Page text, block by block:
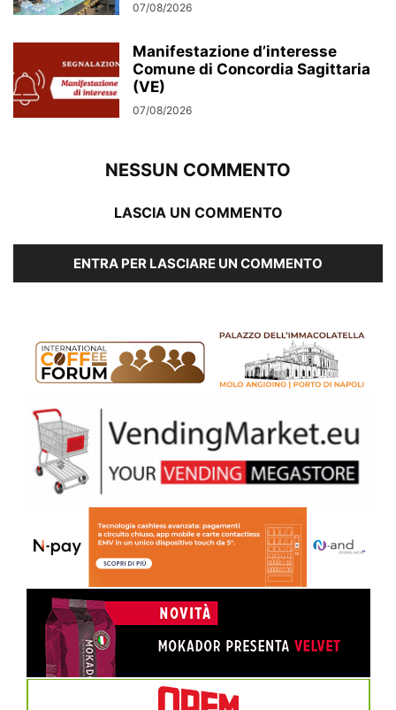
07/08/2026
Manifestazione d’interesse
Comune di Concordia Sagittaria
(VE)
07/08/2026
NESSUN COMMENTO
LASCIA UN COMMENTO
ENTRA PER LASCIARE UN COMMENTO